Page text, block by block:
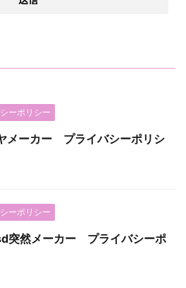
ーポリシー
メーカー プライバシーポリシ
ーポリシー
突然メーカー プライバシーポ